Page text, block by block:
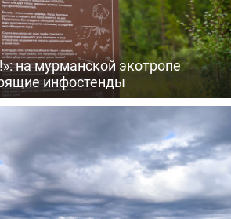
на мурманской экотропе
инфостенды